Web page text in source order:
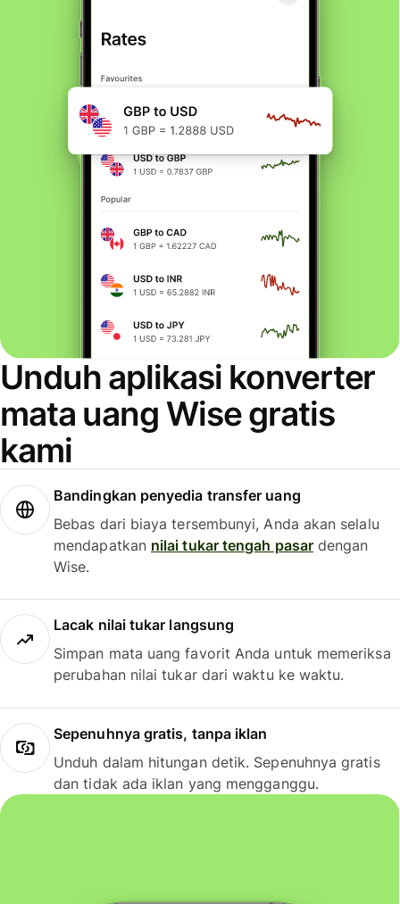
Unduh aplikasi konverter
mata uang Wise gratis
kami
Bandingkan penyedia transfer uang
Bebas dari biaya tersembunyi, Anda akan selalu
mendapatkan nilai tukar tengah pasardengan
Wise.
Lacak nilai tukar langsung
Simpan mata uang favorit Anda untuk memeriksa
perubahan nilai tukar dari waktu ke waktu.
Sepenuhnya gratis, tanpa iklan
Unduh dalam hitungan detik. Sepenuhnya gratis
dan tidak ada iklan yang mengganggu.